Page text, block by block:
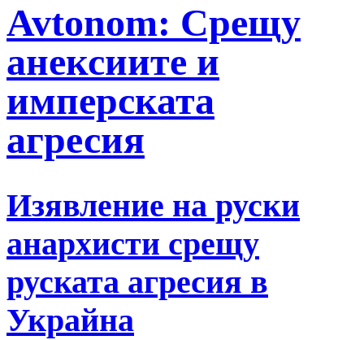
Avtonom: Срещу
анексиите и
имперскатa
агресия
Изявление на руски
анархисти срещу
руската агресия в
Украйна